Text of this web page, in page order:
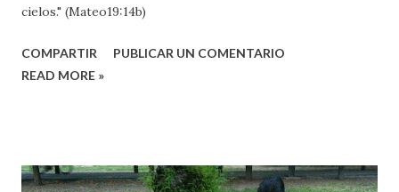
cielos." (Mateo19:14b)
COMPARTIR
PUBLICAR UN COMENTARIO
READ MORE »